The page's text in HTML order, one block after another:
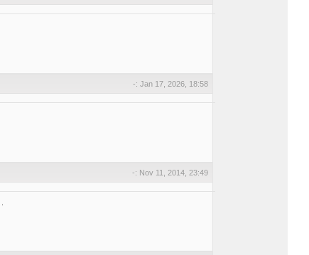
-: Jan 17, 2026, 18:58
-: Nov 11, 2014, 23:49